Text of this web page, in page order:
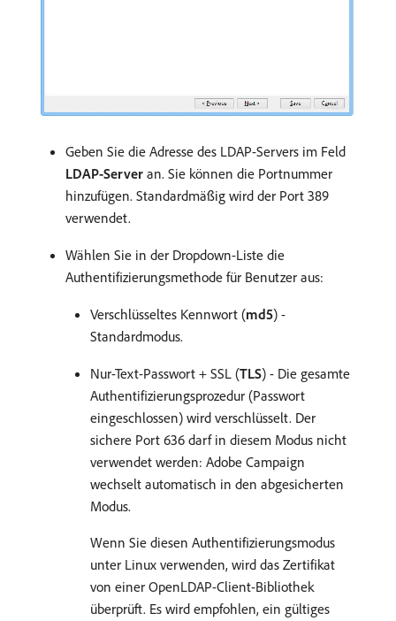
Geben Sie die Adresse des LDAP-Servers im Feld
LDAP-Server an. Sie können die Portnummer
hinzufügen. Standardmäßig wird der Port 389
verwendet.
Wählen Sie in der Dropdown-Liste die
Authentifizierungsmethode für Benutzer aus:
Verschlüsseltes Kennwort (md5) -
Standardmodus.
Nur-Text-Passwort + SSL (TLS) - Die gesamte
Authentifizierungsprozedur (Passwort
eingeschlossen) wird verschlüsselt. Der
sichere Port 636 darf in diesem Modus nicht
verwendet werden: Adobe Campaign
wechselt automatisch in den abgesicherten
Modus.
Wenn Sie diesen Authentifizierungsmodus
unter Linux verwenden, wird das Zertifikat
von einer OpenLDAP-Client-Bibliothek
überprüft. Es wird empfohlen, ein gültiges